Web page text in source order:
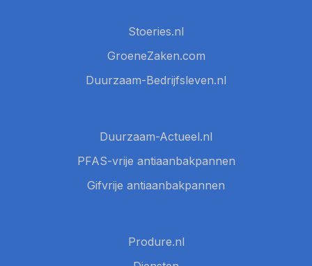
Stoeries.nl
GroeneZaken.com
Duurzaam-Bedrijfsleven.nl
Duurzaam-Actueel.nl
PFAS-vrije antiaanbakpannen
Gifvrije antiaanbakpannen
Produre.nl